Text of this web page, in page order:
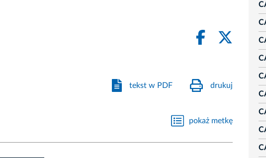
tekst w PDF drukuj
pokaż metkę